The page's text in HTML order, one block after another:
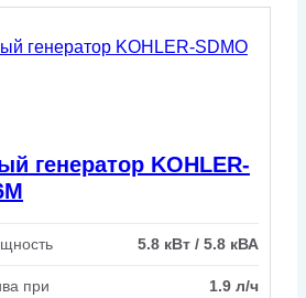
генератор KOHLER-
5.8 кВт / 5.8 кВА
при
1.9 л/ч